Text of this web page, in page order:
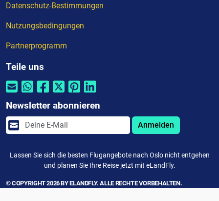
Datenschutz-Bestimmungen
Nutzungsbedingungen
Partnerprogramm
Teile uns
Newsletter abonnieren
Anmelden
Lassen Sie sich die besten Flugangebote nach Oslo nicht entgehen
und planen Sie Ihre Reise jetzt mit eLandFly.
© COPYRIGHT 2026 BY ELANDFLY. ALLE RECHTE VORBEHALTEN.